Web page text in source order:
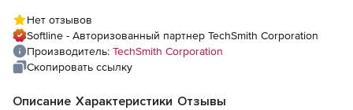
пользователей
Нет отзывов
Softline - Авторизованный партнер TechSmith Corporation
Производитель: TechSmith Corporation
Скопировать ссылку
Описание Характеристики Отзывы